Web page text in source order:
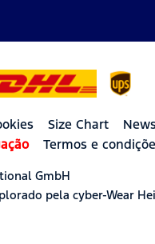
Size Chart
Termos e
GmbH
pela cyber-Wear